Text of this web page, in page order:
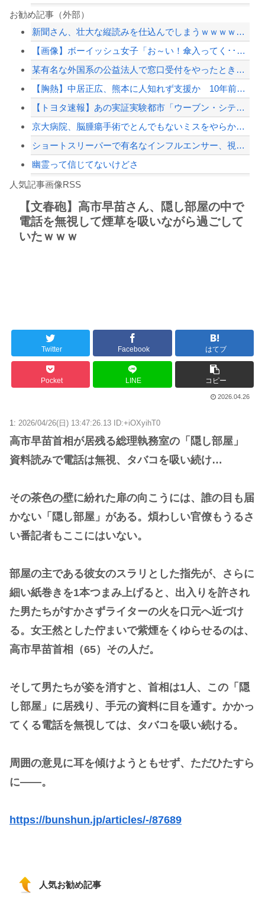
中国「衝突事故！（2025年」中国軍と中国海警局「ﾌｨﾘﾋﾟﾝ船の追跡中に衝突！...
ジャンポケ斎藤と代理人のやりとり、「地獄すぎて完全にコントになってる……」と衝撃...
【朗報】佐藤二朗さん、ハグを報告
【配信者】「金バエ」のSNS更新が1週間途絶え、様々な憶測が飛び交う。1週間ぶり...
【緊急速報】NYで警官が黒人男性の首を絞め、暴動第二波不可避へ
Powered by livedoor 相互RSS
お勧め記事（外部）
新聞さん、壮大な縦読みを仕込んでしまうｗｗｗｗｗｗｗ
【画像】ボーイッシュ女子「お～い！傘入ってく･･････♡」←どうする！！
某有名な外国系の公益法人で窓口受付をやったとき、シフト外しみたいな人をシフト表で...
【胸熱】中居正広、熊本に人知れず支援か 10年前の震災では3度現地入り「誰にも知...
【トヨタ速報】あの実証実験都市「ウーブン・シティ」が一般の居住希望者募集開始
京大病院、脳腫瘍手術でとんでもないミスをやらかし患者を植物状態に・・・お前らの想...
ショートスリーパーで有名なインフルエンサー、視聴者から「寝た方がいい」と言わ...
幽霊って信じてないけどさ
実況「金メダルをとった萩野には俺さんへの挑戦権を手にしました！」俺「ほう君が萩野...
8/4のニュース
Powered by livedoor 相互RSS
人気記事画像RSS
【文春砲】高市早苗さん、隠し部屋の中で
電話を無視して煙草を吸いながら過ごして
いたｗｗｗ
Twitter Facebook はてブ
Pocket LINE コピー
2026.04.26
1: 2026/04/26(日) 13:47:26.13 ID:+iOXyihT0
高市早苗首相が居残る総理執務室の「隠し部屋」
資料読みで電話は無視、タバコを吸い続け…
その茶色の壁に紛れた扉の向こうには、誰の目も届
かない「隠し部屋」がある。煩わしい官僚もうるさ
い番記者もここにはいない。
部屋の主である彼女のスラリとした指先が、さらに
細い紙巻きを1本つまみ上げると、出入りを許され
た男たちがすかさずライターの火を口元へ近づけ
る。女王然とした佇まいで紫煙をくゆらせるのは、
高市早苗首相（65）その人だ。
そして男たちが姿を消すと、首相は1人、この「隠
し部屋」に居残り、手元の資料に目を通す。かかっ
てくる電話を無視しては、タバコを吸い続ける。
周囲の意見に耳を傾けようともせず、ただひたすら
に――。
https://bunshun.jp/articles/-/87689
人気お勧め記事